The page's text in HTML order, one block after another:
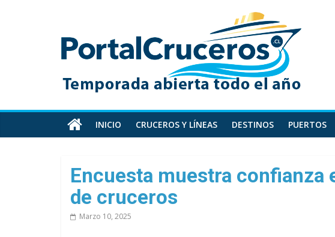
PortalCruceros
Toda
información
cruceros
en
un
sitio
INICIO CRUCEROS Y LÍNEAS DESTINOS PUERTOS
Encuesta muestra confianza
de cruceros
Marzo 10, 2025